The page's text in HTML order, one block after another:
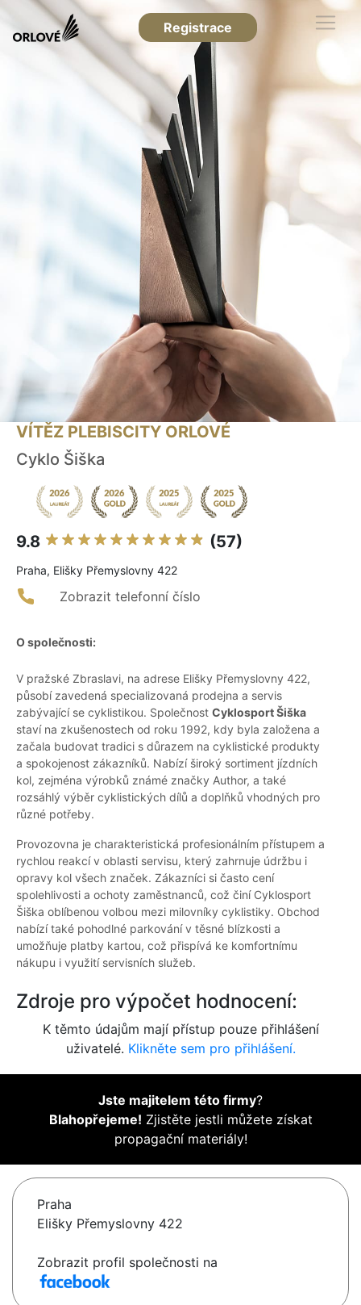
Registrace
VÍTĚZ PLEBISCITY ORLOVÉ
Cyklo Šiška
9.8 (57)
Praha, Elišky Přemyslovny 422
Zobrazit telefonní číslo
O společnosti:
V pražské Zbraslavi, na adrese Elišky Přemyslovny 422,
působí zavedená specializovaná prodejna a servis
zabývající se cyklistikou. Společnost Cyklosport Šiška
staví na zkušenostech od roku 1992, kdy byla založena a
začala budovat tradici s důrazem na cyklistické produkty
a spokojenost zákazníků. Nabízí široký sortiment jízdních
kol, zejména výrobků známé značky Author, a také
rozsáhlý výběr cyklistických dílů a doplňků vhodných pro
různé potřeby.
Provozovna je charakteristická profesionálním přístupem a
rychlou reakcí v oblasti servisu, který zahrnuje údržbu i
opravy kol všech značek. Zákazníci si často cení
spolehlivosti a ochoty zaměstnanců, což činí Cyklosport
Šiška oblíbenou volbou mezi milovníky cyklistiky. Obchod
nabízí také pohodlné parkování v těsné blízkosti a
umožňuje platby kartou, což přispívá ke komfortnímu
nákupu i využití servisních služeb.
Zdroje pro výpočet hodnocení:
K těmto údajům mají přístup pouze přihlášení
uživatelé. Klikněte sem pro přihlášení.
Jste majitelem této firmy?
Blahopřejeme! Zjistěte jestli můžete získat
propagační materiály!
Praha
Elišky Přemyslovny 422
Zobrazit profil společnosti na